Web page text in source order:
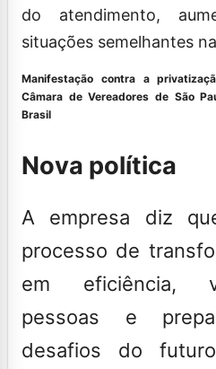
do atendimento,
situações semelhantes
Manifestação contra a
Câmara de Vereadores de São
Brasil
Nova política
A empresa diz
processo de
em eficiência,
pessoas e
desafios do